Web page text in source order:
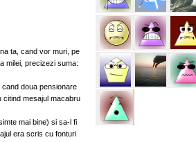
ta, cand vor muri, pe
milei, precizezi suma:
doua pensionare
citind mesajul macabru
mai bine) si sa-l fi
era scris cu fonturi